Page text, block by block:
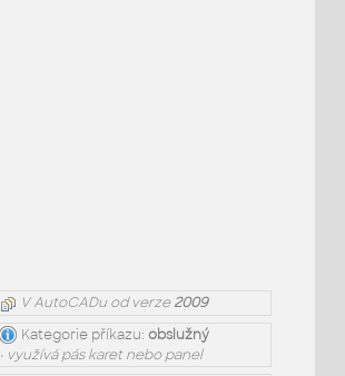
V AutoCADu od verze2009
Kategorie příkazu:obslužný
• využívá pás karet nebo panel